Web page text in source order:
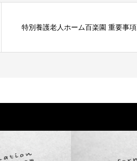
特別養護老人ホーム百楽園 重要事